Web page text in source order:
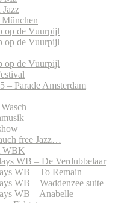
Jazz
op de Vuurpijl
op de Vuurpijl
op de Vuurpijl
– Parade Amsterdam
free Jazz…
WBK
WB – De Verdubbelaar
WB – To Remain
WB – Waddenzee suite
WB – Anabelle